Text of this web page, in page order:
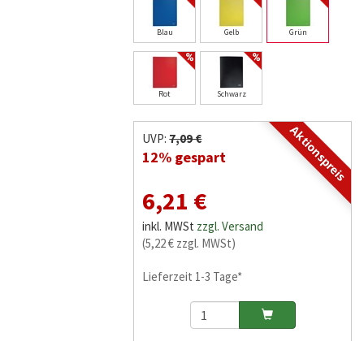
Blau Gelb Grün
Rot Schwarz
Aktionspreis
UVP:7,09 €
12% gespart
6,21 €
inkl. MWSt zzgl. Versand
(5,22 € zzgl. MWSt)
Lieferzeit 1-3 Tage*